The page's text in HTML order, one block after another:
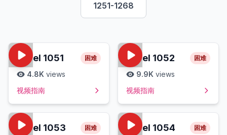
1251-1268
Level 1051 困难
4.8K views
视频指南
Level 1052 困难
9.9K views
视频指南
Level 1053 困难 Level 1054 困难